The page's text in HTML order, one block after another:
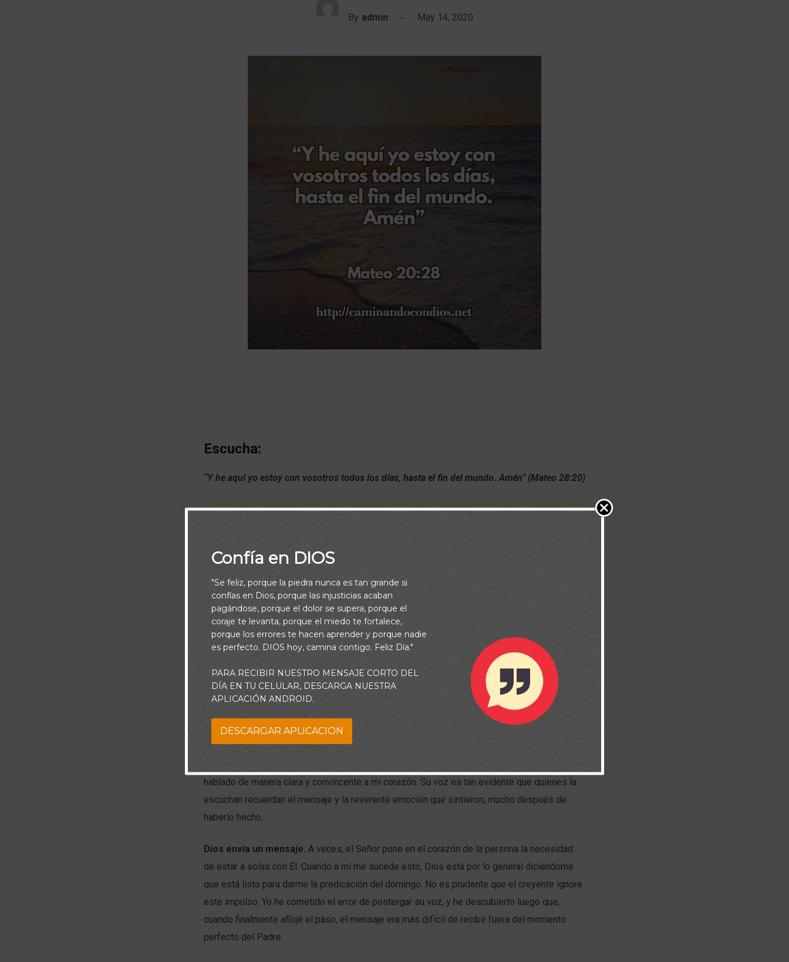
By admin May 14, 2020
Escucha:
“Y he aquí yo estoy con vosotros todos los días, hasta el fin del mundo. Amén” (Mateo 28:20)
Piensa:
El Señor tiene muchas maneras de acercarse a sus hijos. Si usted desea saber si Él está
cerca, el Señor elegirá la mejor manera de conectarse con usted.
hablado de manera clara y convincente a mi corazón. Su voz es tan evidente que quienes la
escuchan recuerdan el mensaje y la reverente emoción que sintieron, mucho después de
haberlo hecho.
Dios envía un mensaje. A veces, el Señor pone en el corazón de la persona la necesidad
de estar a solas con Él. Cuando a mí me sucede esto, Dios está por lo general diciéndome
que está listo para darme la predicación del domingo. No es prudente que el creyente ignore
este impulso. Yo he cometido el error de postergar su voz, y he descubierto luego que,
cuando finalmente aflojé el paso, el mensaje era más difícil de recibir fuera del momento
perfecto del Padre.
Confía en DIOS
"Se feliz, porque la piedra nunca es tan grande si
confías en Dios, porque las injusticias acaban
pagándose, porque el dolor se supera, porque el
coraje te levanta, porque el miedo te fortalece,
porque los errores te hacen aprender y porque nadie
es perfecto. DIOS hoy, camina contigo. Feliz Día."
PARA RECIBIR NUESTRO MENSAJE CORTO DEL
DÍA EN TU CELULAR, DESCARGA NUESTRA
APLICACIÓN ANDROID.
DESCARGAR APLICACION